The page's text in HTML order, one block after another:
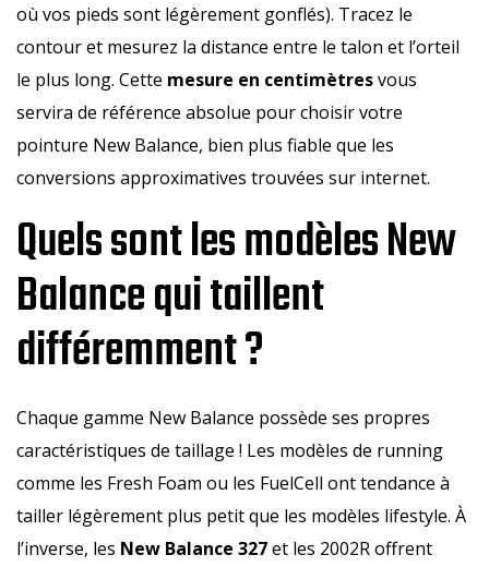
où vos pieds sont légèrement gonflés). Tracez le
contour et mesurez la distance entre le talon et l’orteil
le plus long. Cette mesure en centimètresvous
servira de référence absolue pour choisir votre
pointure New Balance, bien plus fiable que les
conversions approximatives trouvées sur internet.
Quels sont les modèles New
Balance qui taillent
différemment ?
Chaque gamme New Balance possède ses propres
caractéristiques de taillage ! Les modèles de running
comme les Fresh Foam ou les FuelCell ont tendance à
tailler légèrement plus petit que les modèles lifestyle. À
l’inverse, les New Balance 327et les 2002R offrent